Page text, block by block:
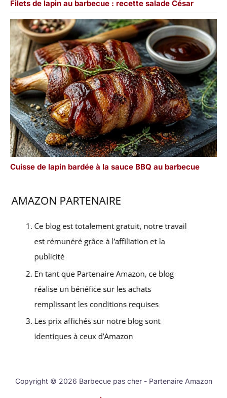
Filets de lapin au barbecue : recette salade César
Cuisse de lapin bardée à la sauce BBQ au barbecue
Copyright © 2026 Barbecue pas cher - Partenaire Amazon